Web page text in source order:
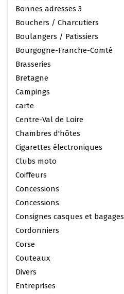
Bonnes adresses 3
Bouchers / Charcutiers
Boulangers / Patissiers
Bourgogne-Franche-Comté
Brasseries
Bretagne
Campings
carte
Centre-Val de Loire
Chambres d'hôtes
Cigarettes électroniques
Clubs moto
Coiffeurs
Concessions
Concessions
Consignes casques et bagages
Cordonniers
Corse
Couteaux
Divers
Entreprises